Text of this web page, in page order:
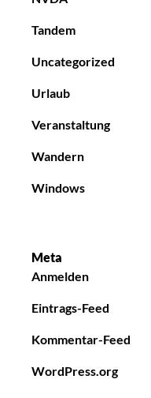
Tandem
Uncategorized
Urlaub
Veranstaltung
Wandern
Windows
Meta
Anmelden
Eintrags-Feed
Kommentar-Feed
WordPress.org